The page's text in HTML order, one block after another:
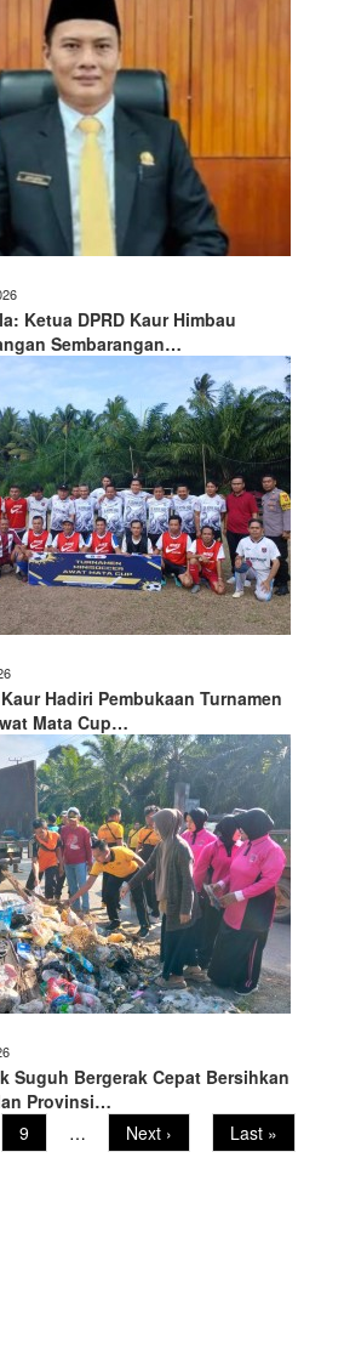
Ketua DPRD Kaur Himbau
Sembarangan…
Hadiri Pembukaan Turnamen
Mata Cup…
Suguh Bergerak Cepat Bersihkan
Provinsi…
Page
9 …
Next
page
Next ›
Last
page
Last »